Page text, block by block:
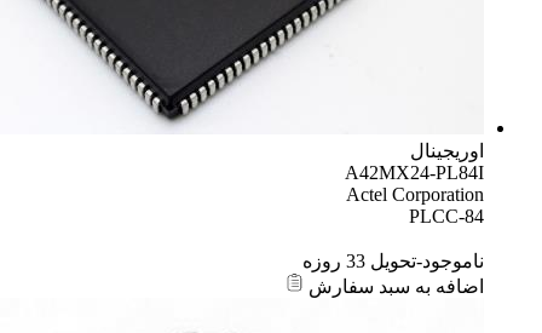
اوریجینال
A42MX24-PL84I
Actel Corporation
PLCC-84
ناموجود-تحویل 33 روزه
اضافه به سبد سفارش